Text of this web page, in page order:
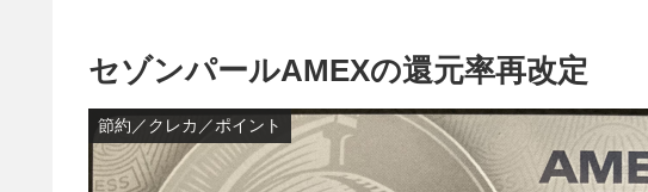
セゾンパールAMEXの還元率再改定
節約／クレカ／ポイント